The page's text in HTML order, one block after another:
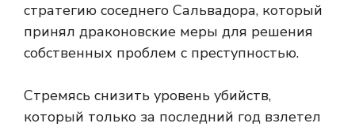
стратегию соседнего Сальвадора, который
принял драконовские меры для решения
собственных проблем с преступностью.
Стремясь снизить уровень убийств,
который только за последний год взлетел